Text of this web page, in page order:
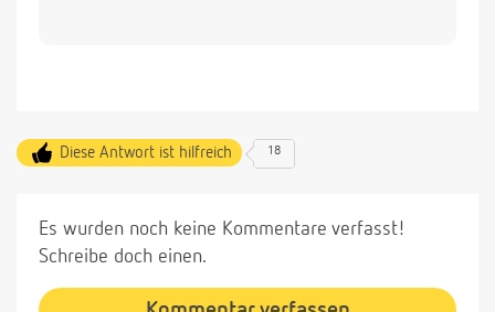
Diese Antwort ist hilfreich 18
Es wurden noch keine Kommentare verfasst!
Schreibe doch einen.